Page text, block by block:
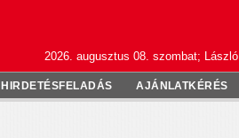
2026. augusztus 08. szombat; László
HIRDETÉSFELADÁS AJÁNLATKÉRÉS